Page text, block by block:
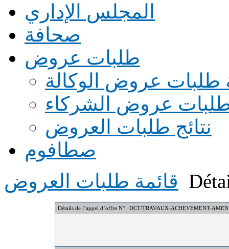
المجلس الإداري
صحافة
طلبات عروض
طلبات عروض الوكالة
طلبات عروض الشركاء
نتائج طلبات العروض
صطافوم
قائمة طلبات العروض
Détails de l’appel d’offre N° : DCT/TRAVAUX-ACHEVEMENT-